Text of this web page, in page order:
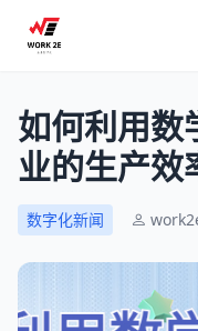
如何利用数
业的生产效
数字化新闻